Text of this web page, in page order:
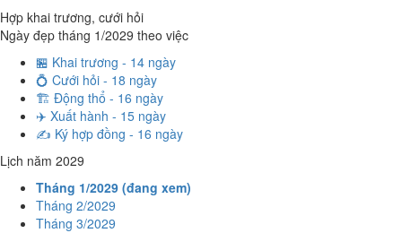
Hợp khai trương, cưới hỏi
Ngày đẹp tháng 1/2029 theo việc
🏪 Khai trương - 14 ngày
💍 Cưới hỏi - 18 ngày
🏗️ Động thổ - 16 ngày
✈️ Xuất hành - 15 ngày
✍️ Ký hợp đồng - 16 ngày
Lịch năm 2029
Tháng 1/2029 (đang xem)
Tháng 2/2029
Tháng 3/2029